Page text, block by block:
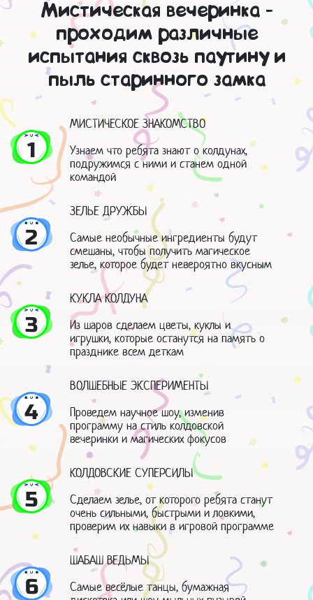
Мистическая вечеринка -
проходим различные
испытания сквозь паутину и
пыль старинного замка
1
МИСТИЧЕСКОЕ ЗНАКОМСТВО
Узнаем что ребята знают о колдунах,
подружимся с ними и станем одной
командой
2
ЗЕЛЬЕ ДРУЖБЫ
Самые необычные ингредиенты будут
смешаны, чтобы получить магическое
зелье, которое будет невероятно вкусным
3
КУКЛА КОЛДУНА
Из шаров сделаем цветы, куклы и
игрушки, которые останутся на память о
празднике всем деткам
4
ВОЛШЕБНЫЕ ЭКСПЕРИМЕНТЫ
Проведем научное шоу, изменив
программу на стиль колдовской
вечеринки и магических фокусов
5
КОЛДОВСКИЕ СУПЕРСИЛЫ
Сделаем зелье, от которого ребята станут
очень сильными, быстрыми и ловкими,
проверим их навыки в игровой программе
6
ШАБАШ ВЕДЬМЫ
Самые весёлые танцы, бумажная